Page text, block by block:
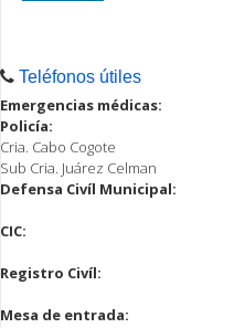
Teléfonos útiles
Emergencias médicas:
Policía:
Cria. Cabo Cogote
Sub Cria. Juárez Celman
Defensa Civíl Municipal:
CIC:
Registro Civíl:
Mesa de entrada: